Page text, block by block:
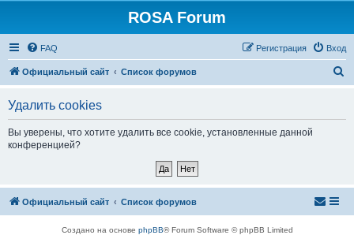
ROSA Forum
FAQ Вход
Регистрация
Официальный сайт Список форумов
Удалить cookies
Вы уверены, что хотите удалить все cookie, установленные данной
конференцией?
Официальный сайт Список форумов
Создано на основе phpBB® Forum Software © phpBB Limited